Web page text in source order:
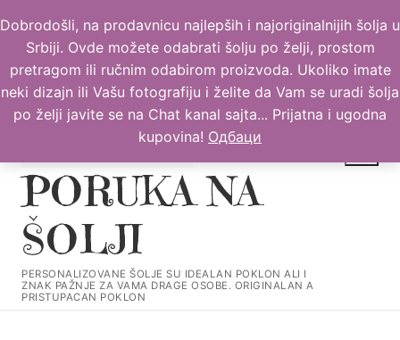
Dobrodošli, na prodavnicu najlepših i najoriginalnijih šolja u
Srbiji. Ovde možete odabrati šolju po želji, prostom
pretragom ili ručnim odabirom proizvoda. Ukoliko imate
neki dizajn ili Vašu fotografiju i želite da Vam se uradi šolja
po želji javite se na Chat kanal sajta... Prijatna i ugodna
kupovina! Одбаци
до
садржаја
PORUKA NA
ŠOLJI
PERSONALIZOVANE ŠOLJE SU IDEALAN POKLON ALI I
ZNAK PAŽNJE ZA VAMA DRAGE OSOBE. ORIGINALAN A
PRISTUPACAN POKLON